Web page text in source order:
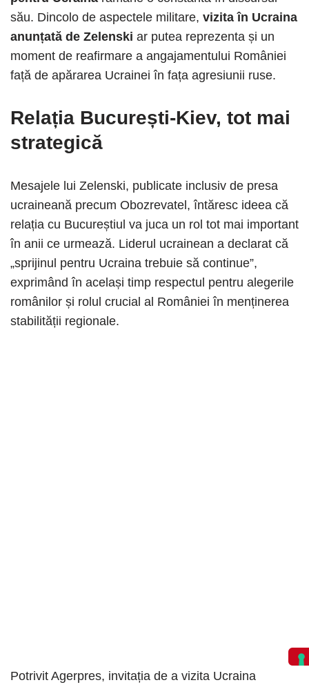
său. Dincolo de aspectele militare, vizita în Ucraina
anunțată de Zelenski ar putea reprezenta și un
moment de reafirmare a angajamentului României
față de apărarea Ucrainei în fața agresiunii ruse.
Relația București-Kiev, tot mai
strategică
Mesajele lui Zelenski, publicate inclusiv de presa
ucraineană precum Obozrevatel, întăresc ideea că
relația cu Bucureștiul va juca un rol tot mai important
în anii ce urmează. Liderul ucrainean a declarat că
„sprijinul pentru Ucraina trebuie să continue”,
exprimând în același timp respectul pentru alegerile
românilor și rolul crucial al României în menținerea
stabilității regionale.
Potrivit Agerpres, invitația de a vizita Ucraina